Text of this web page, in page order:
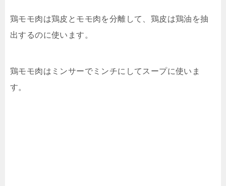
鶏モモ肉は鶏皮とモモ肉を分離して、鶏皮は鶏油を抽
出するのに使います。
鶏モモ肉はミンサーでミンチにしてスープに使いま
す。